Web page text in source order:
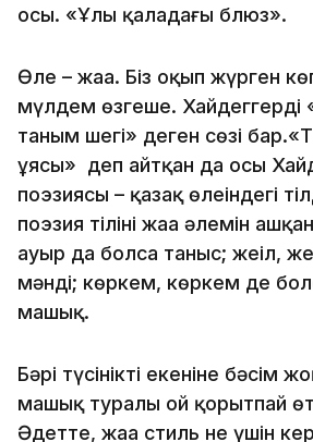
осы. «Ұлы қаладағы блюз».
Өлең – жаңа. Біз оқып жүрген
мүлдем өзгеше. Хайдеггердің
таным шегі» деген сөзі
ұясы» деп айтқан да осы
поэзиясы – қазақ өлеңіндегі
поэзия тілінің жаңа әлемін
ауыр да болса таныс; жеңіл,
мәнді; көркем, көркем де
машық.
Бәрі түсінікті екеніне бәсім
машық туралы ой қорытпай
Әдетте, жаңа стиль не үшін